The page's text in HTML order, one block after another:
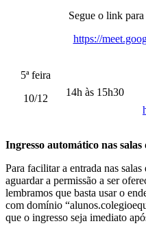
Segue o link para
https://
5ª feira
10/12
14h às 15h30
Ingresso automático nas
Para facilitar a entrada nas
aguardar a permissão a ser
lembramos que basta usar o
com domínio
que o ingresso seja imediato